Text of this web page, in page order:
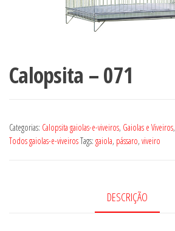
Calopsita – 071
Categorias: Calopsita gaiolas-e-viveiros, Gaiolas e Viveiros,
Todos gaiolas-e-viveirosTags: gaiola, pássaro, viveiro
DESCRIÇÃO